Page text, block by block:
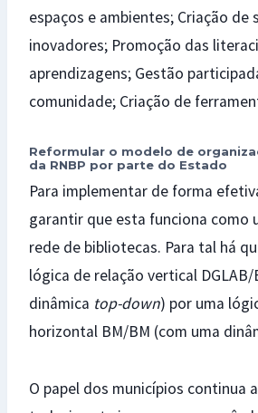
espaços e ambientes; Criação de
inovadores; Promoção das
aprendizagens; Gestão
comunidade; Criação de
Reformular o modelo de
da RNBP por parte do Estado
Para implementar de forma
garantir que esta funciona como
rede de bibliotecas. Para tal há
lógica de relação vertical DGLAB/
dinâmica top-down) por uma
horizontal BM/BM (com uma
O papel dos municípios continua